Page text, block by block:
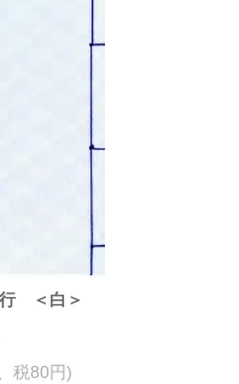
＜白＞
税80円)